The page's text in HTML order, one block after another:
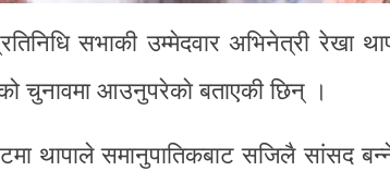
सभाकी उम्मेदवार अभिनेत्री रेखा
चुनावमा आउनुपरेकाे बताएकी छिन् ।
थापाले समानुपातिकबाट सजिलै सांसद